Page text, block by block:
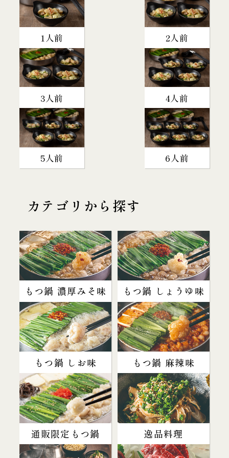
1人前 2人前
3人前 4人前
5人前 6人前
カテゴリから探す
もつ鍋 濃厚みそ味 もつ鍋 しょうゆ味
もつ鍋 しお味 もつ鍋 麻辣味
通販限定もつ鍋 逸品料理